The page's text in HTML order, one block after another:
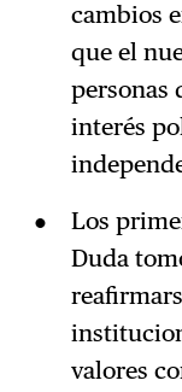
cambios
que el
personas
interés
Los
Duda
valores